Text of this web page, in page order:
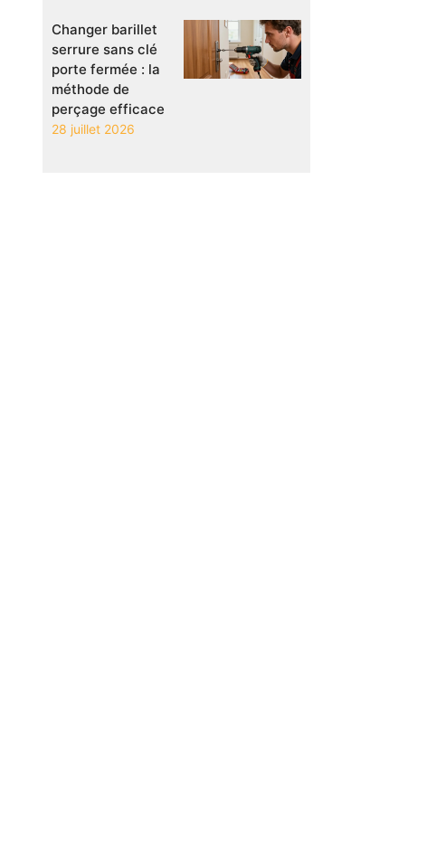
Changer barillet
serrure sans clé
porte fermée : la
méthode de
perçage efficace
28 juillet 2026